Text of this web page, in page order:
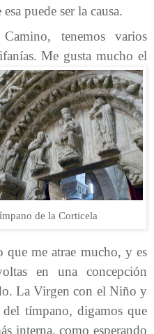
puede ser la causa.
tenemos varios
de la Corticela
Me gusta mucho el
que me atrae mucho, y es
en una concepción
La Virgen con el Niño y
tímpano, digamos que
interna, como esperando